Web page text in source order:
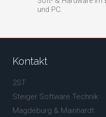
und PC.
Kontakt
2ST
Steiger Software Technik
Magdeburg & Mainhardt